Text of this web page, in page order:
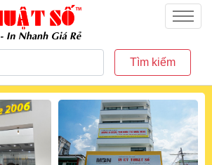
Menu
Tìm kiếm